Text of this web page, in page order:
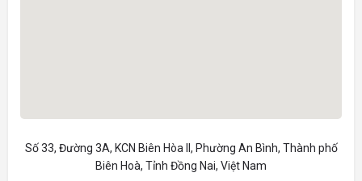
Số 33, Đường 3A, KCN Biên Hòa II, Phường An Bình, Thành phố
Biên Hoà, Tỉnh Đồng Nai, Việt Nam